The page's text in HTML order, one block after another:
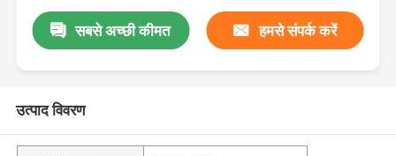
सबसे अच्छी कीमत हमसे संपर्क करें
उत्पाद विवरण